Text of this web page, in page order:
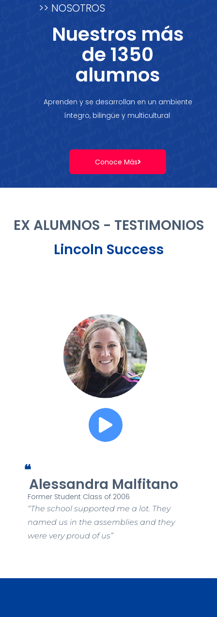
>> NOSOTROS
Nuestros más
de 1350
alumnos
Aprenden y se desarrollan en un ambiente
íntegro, bilingüe y multicultural
Conoce Más
EX ALUMNOS - TESTIMONIOS
Lincoln Success
Malfitano
Class of 2006
supported me a lot. They
in the assemblies and they
proud of us”
Diego